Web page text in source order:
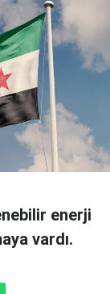
enerji
vardı.